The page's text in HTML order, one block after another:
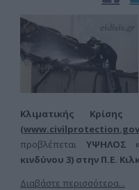
Κλιματικής Κρίσης
(
προβλέπεται ΥΨΗΛΟΣ
κινδύνου 3) στην Π.Ε.
Διαβάστε περισσότερα...